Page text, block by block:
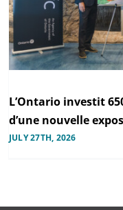
L’Ontario investit
d’une nouvelle
JULY 27TH, 2026